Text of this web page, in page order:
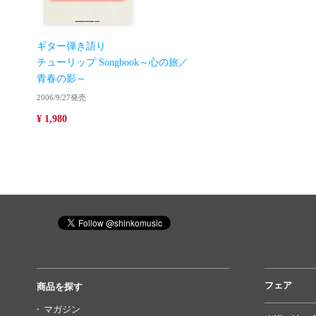
ギター弾き語り
チューリップ Songbook～心の旅／
青春の影～
2006/9/27発売
¥ 1,980
商品を探す
マガジン
フェア